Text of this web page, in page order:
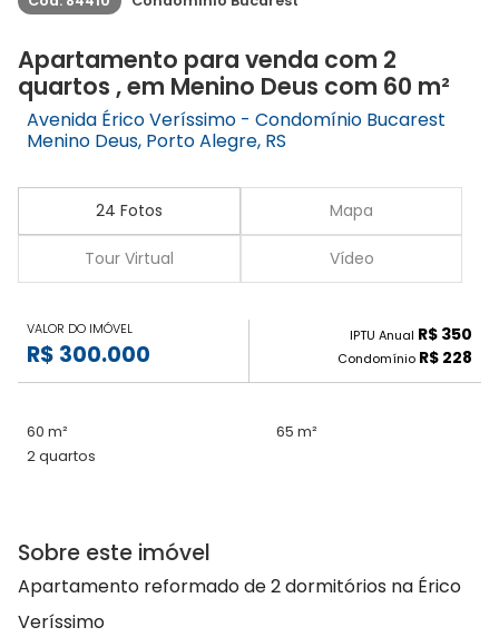
Apartamento para venda com 2
quartos , em Menino Deus com 60 m²
Avenida Érico Veríssimo - Condomínio Bucarest
Menino Deus, Porto Alegre, RS
24 Fotos Mapa
Tour Virtual Vídeo
VALOR DO IMÓVEL
R$ 300.000
IPTU Anual R$ 350
Condomínio R$ 228
60 m²
65 m²
2 quartos
Sobre este imóvel
Apartamento reformado de 2 dormitórios na Érico
Veríssimo